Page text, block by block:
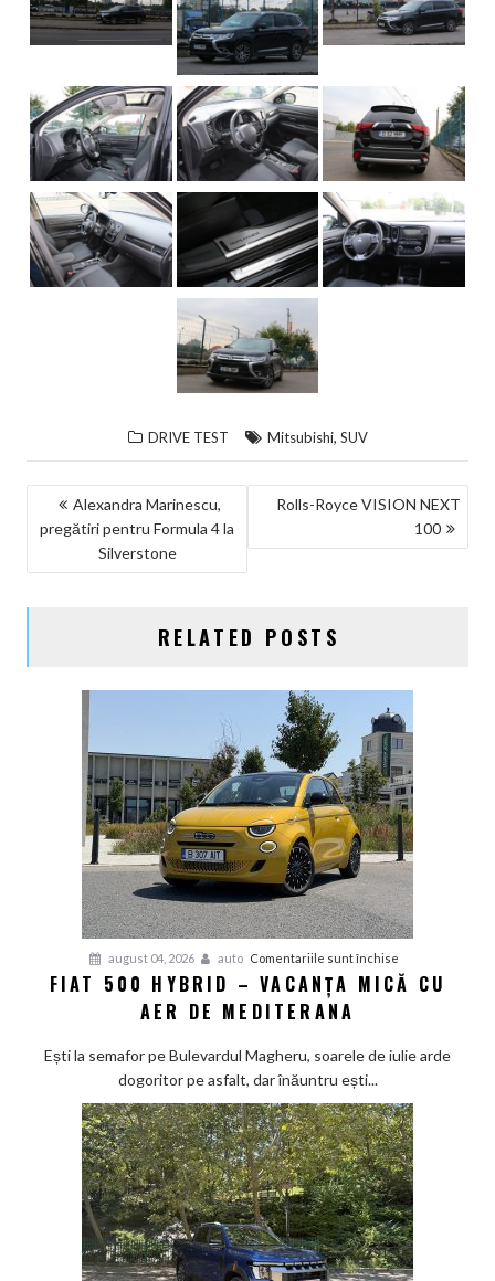
DRIVE TEST Mitsubishi, SUV
NAVIGARE
ÎN
ARTICOLE
Alexandra Marinescu,
pregătiri pentru Formula 4 la
Silverstone
Rolls-Royce VISION NEXT
100
RELATED POSTS
august 04, 2026 auto Comentariile sunt închise
Fiat
–
mică
cu
aer
de
Mediterana
FIAT 500 HYBRID – VACANȚA MICĂ CU
AER DE MEDITERANA
Ești la semafor pe Bulevardul Magheru, soarele de iulie arde
dogoritor pe asfalt, dar înăuntru ești...